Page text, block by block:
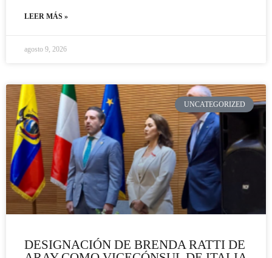
LEER MÁS »
agosto 9, 2026
UNCATEGORIZED
DESIGNACIÓN DE BRENDA RATTI DE